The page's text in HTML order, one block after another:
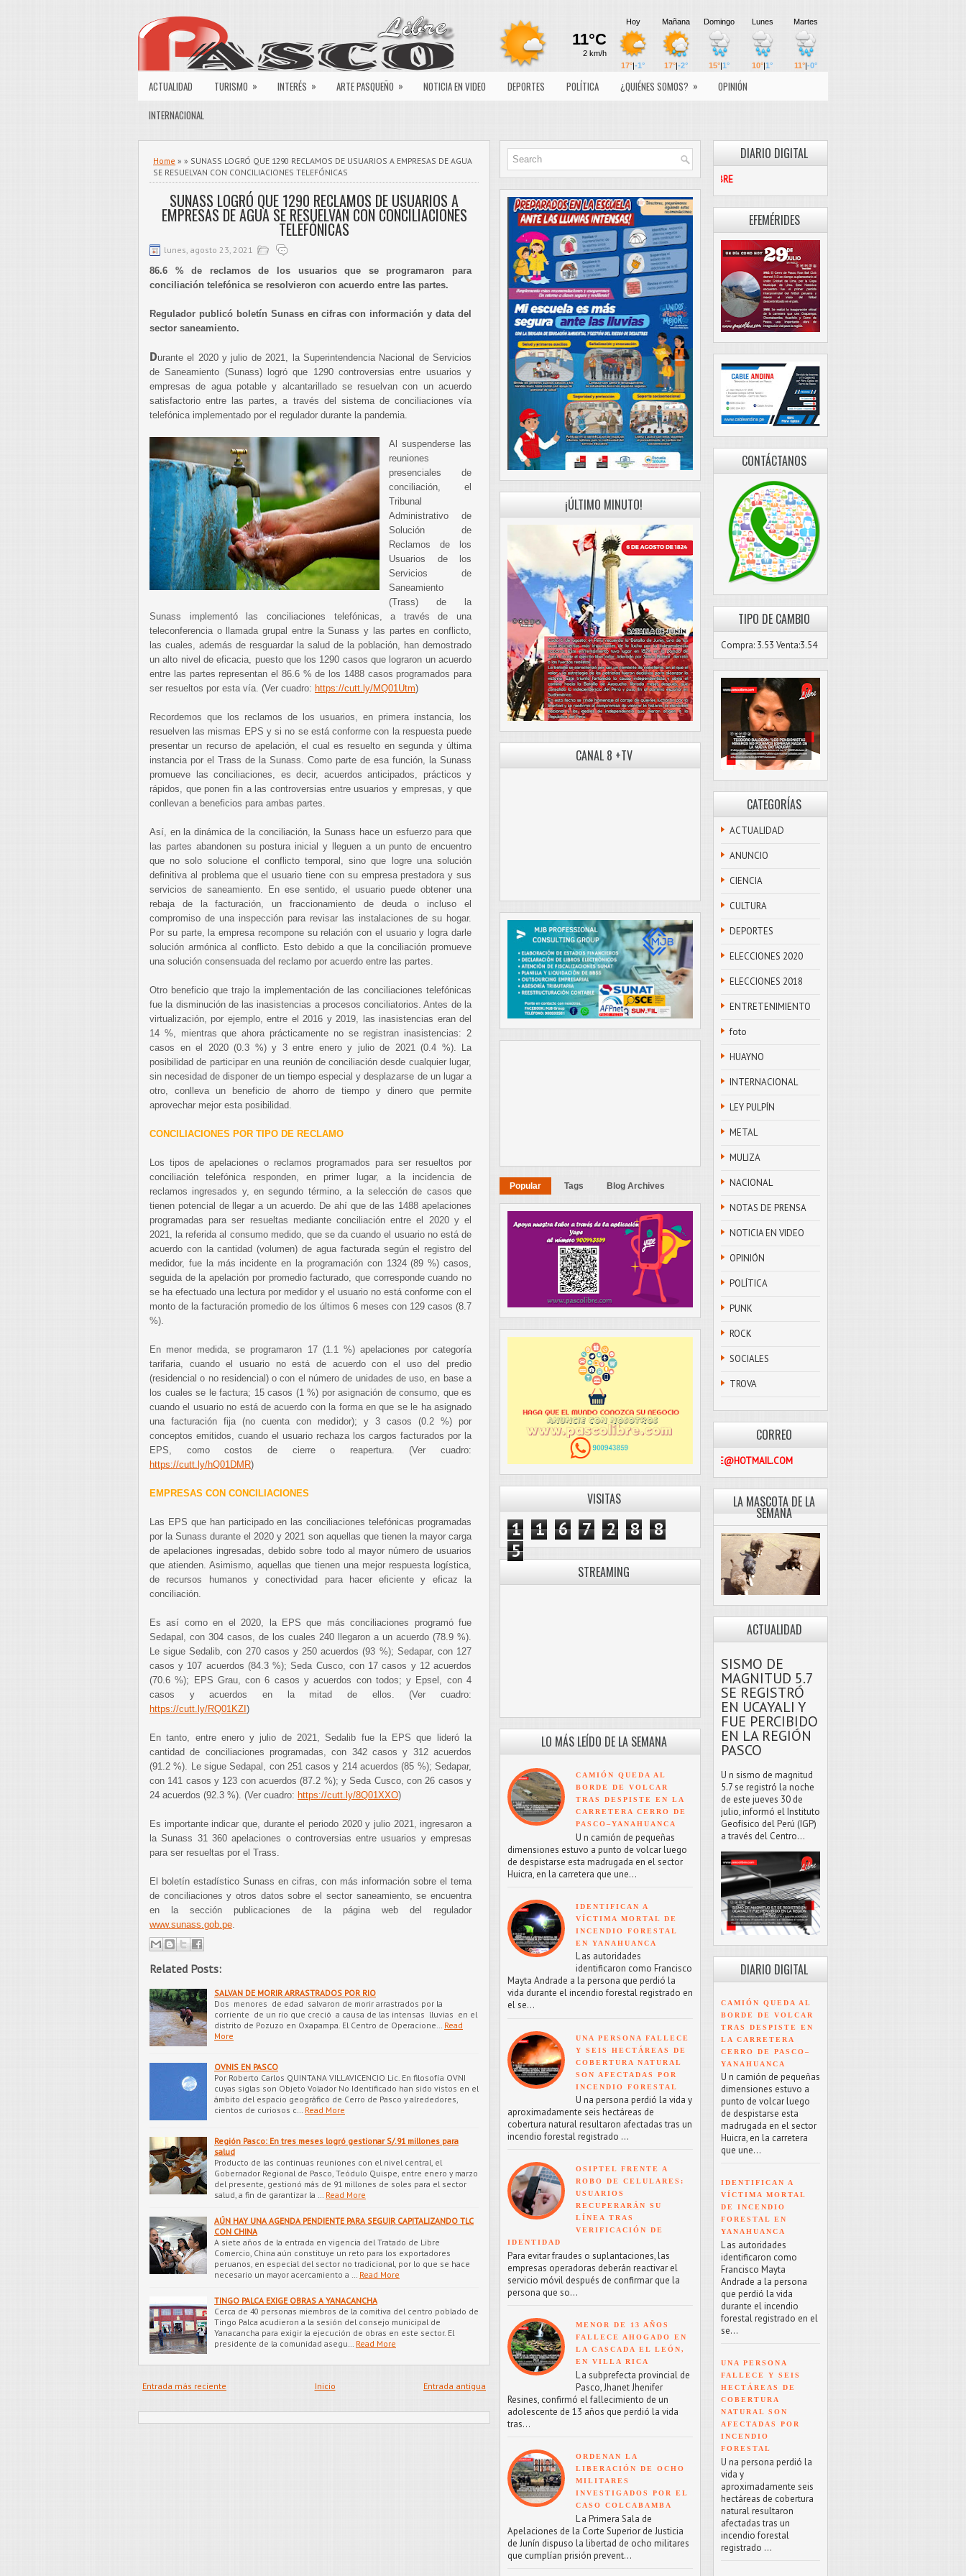
ACTUALIDAD TURISMO » INTERÉS » ARTE PASQUEÑO » NOTICIA EN VIDEO DEPORTES POLÍTICA ¿QUIÉNES SOMOS? »
OPINIÓN
INTERNACIONAL
Home » » SUNASS LOGRÓ QUE 1290 RECLAMOS DE USUARIOS A EMPRESAS DE AGUA
SE RESUELVAN CON CONCILIACIONES TELEFÓNICAS
SUNASS LOGRÓ QUE 1290 RECLAMOS DE USUARIOS A
EMPRESAS DE AGUA SE RESUELVAN CON CONCILIACIONES
TELEFÓNICAS
lunes, agosto 23, 2021
86.6 % de reclamos de los usuarios que se programaron para
conciliación telefónica se resolvieron con acuerdo entre las partes.
Regulador publicó boletín Sunass en cifras con información y data del
sector saneamiento.
Durante el 2020 y julio de 2021, la Superintendencia Nacional de Servicios
de Saneamiento (Sunass) logró que 1290 controversias entre usuarios y
empresas de agua potable y alcantarillado se resuelvan con un acuerdo
satisfactorio entre las partes, a través del sistema de conciliaciones vía
telefónica implementado por el regulador durante la pandemia.
Al suspenderse las
reuniones
presenciales de
conciliación, el
Tribunal
Administrativo de
Solución de
Reclamos de los
Usuarios de los
Servicios de
Saneamiento
(Trass) de la
Sunass implementó las conciliaciones telefónicas, a través de una
teleconferencia o llamada grupal entre la Sunass y las partes en conflicto,
las cuales, además de resguardar la salud de la población, han demostrado
un alto nivel de eficacia, puesto que los 1290 casos que lograron un acuerdo
entre las partes representan el 86.6 % de los 1488 casos programados para
ser resueltos por esta vía. (Ver cuadro: https://cutt.ly/MQ01Utm)
Recordemos que los reclamos de los usuarios, en primera instancia, los
resuelven las mismas EPS y si no se está conforme con la respuesta puede
presentar un recurso de apelación, el cual es resuelto en segunda y última
instancia por el Trass de la Sunass. Como parte de esa función, la Sunass
promueve las conciliaciones, es decir, acuerdos anticipados, prácticos y
rápidos, que ponen fin a las controversias entre usuarios y empresas, y que
conllevan a beneficios para ambas partes.
Así, en la dinámica de la conciliación, la Sunass hace un esfuerzo para que
las partes abandonen su postura inicial y lleguen a un punto de encuentro
que no solo solucione el conflicto temporal, sino que logre una solución
definitiva al problema que el usuario tiene con su empresa prestadora y sus
servicios de saneamiento. En ese sentido, el usuario puede obtener una
rebaja de la facturación, un fraccionamiento de deuda o incluso el
compromiso de una inspección para revisar las instalaciones de su hogar.
Por su parte, la empresa recompone su relación con el usuario y logra darle
solución armónica al conflicto. Esto debido a que la conciliación promueve
una solución consensuada del reclamo por acuerdo entre las partes.
Otro beneficio que trajo la implementación de las conciliaciones telefónicas
fue la disminución de las inasistencias a procesos conciliatorios. Antes de la
virtualización, por ejemplo, entre el 2016 y 2019, las inasistencias eran del
14 %, mientras que ahora prácticamente no se registran inasistencias: 2
casos en el 2020 (0.3 %) y 3 entre enero y julio de 2021 (0.4 %). La
posibilidad de participar en una reunión de conciliación desde cualquier lugar,
sin necesidad de disponer de un tiempo especial y desplazarse de un lugar a
otro, conlleva un beneficio de ahorro de tiempo y dinero que permite
aprovechar mejor esta posibilidad.
CONCILIACIONES POR TIPO DE RECLAMO
Los tipos de apelaciones o reclamos programados para ser resueltos por
conciliación telefónica responden, en primer lugar, a la incidencia de
reclamos ingresados y, en segundo término, a la selección de casos que
tienen potencial de llegar a un acuerdo. De ahí que de las 1488 apelaciones
programadas para ser resueltas mediante conciliación entre el 2020 y el
2021, la referida al consumo medido, que se da cuando el usuario no está de
acuerdo con la cantidad (volumen) de agua facturada según el registro del
medidor, fue la más incidente en la programación con 1324 (89 %) casos,
seguida de la apelación por promedio facturado, que corresponde cuando no
se ha efectuado una lectura por medidor y el usuario no está conforme con el
monto de la facturación promedio de los últimos 6 meses con 129 casos (8.7
%).
En menor medida, se programaron 17 (1.1 %) apelaciones por categoría
tarifaria, cuando el usuario no está de acuerdo con el uso del predio
(residencial o no residencial) o con el número de unidades de uso, en base a
los cuales se le factura; 15 casos (1 %) por asignación de consumo, que es
cuando el usuario no está de acuerdo con la forma en que se le ha asignado
una facturación fija (no cuenta con medidor); y 3 casos (0.2 %) por
conceptos emitidos, cuando el usuario rechaza los cargos facturados por la
EPS, como costos de cierre o reapertura. (Ver cuadro:
https://cutt.ly/hQ01DMR)
EMPRESAS CON CONCILIACIONES
Las EPS que han participado en las conciliaciones telefónicas programadas
por la Sunass durante el 2020 y 2021 son aquellas que tienen la mayor carga
de apelaciones ingresadas, debido sobre todo al mayor número de usuarios
que atienden. Asimismo, aquellas que tienen una mejor respuesta logística,
de recursos humanos y conectividad para hacer eficiente y eficaz la
conciliación.
Es así como en el 2020, la EPS que más conciliaciones programó fue
Sedapal, con 304 casos, de los cuales 240 llegaron a un acuerdo (78.9 %).
Le sigue Sedalib, con 270 casos y 250 acuerdos (93 %); Sedapar, con 127
casos y 107 acuerdos (84.3 %); Seda Cusco, con 17 casos y 12 acuerdos
(70.6 %); EPS Grau, con 6 casos y acuerdos con todos; y Epsel, con 4
casos y acuerdos en la mitad de ellos. (Ver cuadro:
https://cutt.ly/RQ01KZI )
En tanto, entre enero y julio de 2021, Sedalib fue la EPS que lideró la
cantidad de conciliaciones programadas, con 342 casos y 312 acuerdos
(91.2 %). Le sigue Sedapal, con 251 casos y 214 acuerdos (85 %); Sedapar,
con 141 casos y 123 con acuerdos (87.2 %); y Seda Cusco, con 26 casos y
24 acuerdos (92.3 %). (Ver cuadro: https://cutt.ly/8Q01XXO)
Es importante indicar que, durante el periodo 2020 y julio 2021, ingresaron a
la Sunass 31 360 apelaciones o controversias entre usuarios y empresas
para ser resueltas por el Trass.
El boletín estadístico Sunass en cifras, con más información sobre el tema
de conciliaciones y otros datos sobre el sector saneamiento, se encuentra
en la sección publicaciones de la página web del regulador
www.sunass.gob.pe.
Related Posts:
SALVAN DE MORIR ARRASTRADOS POR RIO
Dos menores de edad salvaron de morir arrastrados por la
corriente de un rio que creció a causa de las intensas lluvias en el
distrito de Pozuzo en Oxapampa. El Centro de Operacione…
Read
More
OVNIS EN PASCO
Por Roberto Carlos QUINTANA VILLAVICENCIO Lic. En filosofía OVNI
cuyas siglas son Objeto Volador No Identificado han sido vistos en el
ámbito del espacio geográfico de Cerro de Pasco y alrededores,
cientos de curiosos c…
Read More
Región Pasco: En tres meses logró gestionar S/.91 millones para
salud
Producto de las continuas reuniones con el nivel central, el
Gobernador Regional de Pasco, Teódulo Quispe, entre enero y marzo
del presente, gestionó más de 91 millones de soles para el sector
salud, a fin de garantizar la …
Read More
AÚN HAY UNA AGENDA PENDIENTE PARA SEGUIR CAPITALIZANDO TLC
CON CHINA
A siete años de la entrada en vigencia del Tratado de Libre
Comercio, China aún constituye un reto para los exportadores
peruanos, en especial del sector no tradicional, por lo que se hace
necesario un mayor acercamiento a …
Read More
TINGO PALCA EXIGE OBRAS A YANACANCHA
Cerca de 40 personas miembros de la comitiva del centro poblado de
Tingo Palca acudieron a la sesión del consejo municipal de
Yanacancha para exigir la ejecución de obras en este sector. El
presidente de la comunidad asegu…
Read More
Entrada más reciente Entrada antigua
Inicio
¡ÚLTIMO MINUTO!
CANAL 8 +TV
Popular Tags Blog Archives
VISITAS
1 1 6 7 2 8
8
5
STREAMING
LO MÁS LEÍDO DE LA SEMANA
CAMIÓN QUEDA AL
BORDE DE VOLCAR
TRAS DESPISTE EN LA
CARRETERA CERRO DE
PASCO–YANAHUANCA
U n camión de pequeñas
dimensiones estuvo a punto de volcar luego
de despistarse esta madrugada en el sector
Huicra, en la carretera que une...
IDENTIFICAN A
VÍCTIMA MORTAL DE
INCENDIO FORESTAL
EN YANAHUANCA
L as autoridades
identificaron como Francisco
Mayta Andrade a la persona que perdió la
vida durante el incendio forestal registrado en
el se...
UNA PERSONA FALLECE
Y SEIS HECTÁREAS DE
COBERTURA NATURAL
SON AFECTADAS POR
INCENDIO FORESTAL
U na persona perdió la vida y
aproximadamente seis hectáreas de
cobertura natural resultaron afectadas tras un
incendio forestal registrado ...
OSIPTEL FRENTE A
ROBO DE CELULARES:
USUARIOS
RECUPERARÁN SU
LÍNEA TRAS
VERIFICACIÓN DE
IDENTIDAD
Para evitar fraudes o suplantaciones, las
empresas operadoras deberán reactivar el
servicio móvil después de confirmar que la
persona que so...
MENOR DE 13 AÑOS
FALLECE AHOGADO EN
LA CASCADA EL LEÓN,
EN VILLA RICA
L a subprefecta provincial de
Pasco, Jhanet Jhenifer
Resines, confirmó el fallecimiento de un
adolescente de 13 años que perdió la vida
tras...
ORDENAN LA
LIBERACIÓN DE OCHO
MILITARES
INVESTIGADOS POR EL
CASO COLCABAMBA
L a Primera Sala de
Apelaciones de la Corte Superior de Justicia
de Junín dispuso la libertad de ocho militares
que cumplían prisión prevent...
DIARIO DIGITAL
EFEMÉRIDES
CONTÁCTANOS
TIPO DE CAMBIO
Compra: 3.53 Venta:3.54
CATEGORÍAS
ACTUALIDAD
ANUNCIO
CIENCIA
CULTURA
DEPORTES
ELECCIONES 2020
ELECCIONES 2018
ENTRETENIMIENTO
foto
HUAYNO
INTERNACIONAL
LEY PULPÍN
METAL
MULIZA
NACIONAL
NOTAS DE PRENSA
NOTICIA EN VIDEO
OPINIÓN
POLÍTICA
PUNK
ROCK
SOCIALES
TROVA
CORREO
PASCOLIBRE@HOTMAIL.COM
LA MASCOTA DE LA
SEMANA
ACTUALIDAD
SISMO DE
MAGNITUD 5.7
SE REGISTRÓ
EN UCAYALI Y
FUE PERCIBIDO
EN LA REGIÓN
PASCO
U n sismo de magnitud
5.7 se registró la noche
de este jueves 30 de
julio, informó el Instituto
Geofísico del Perú (IGP)
a través del Centro...
DIARIO DIGITAL
CAMIÓN QUEDA AL
BORDE DE VOLCAR
TRAS DESPISTE EN
LA CARRETERA
CERRO DE PASCO–
YANAHUANCA
U n camión de pequeñas
dimensiones estuvo a
punto de volcar luego
de despistarse esta
madrugada en el sector
Huicra, en la carretera
que une...
IDENTIFICAN A
VÍCTIMA MORTAL
DE INCENDIO
FORESTAL EN
YANAHUANCA
L as autoridades
identificaron como
Francisco Mayta
Andrade a la persona
que perdió la vida
durante el incendio
forestal registrado en el
se...
UNA PERSONA
FALLECE Y SEIS
HECTÁREAS DE
COBERTURA
NATURAL SON
AFECTADAS POR
INCENDIO
FORESTAL
U na persona perdió la
vida y
aproximadamente seis
hectáreas de cobertura
natural resultaron
afectadas tras un
incendio forestal
registrado ...